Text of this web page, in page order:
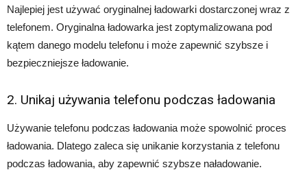
Najlepiej jest używać oryginalnej ładowarki dostarczonej wraz z
telefonem. Oryginalna ładowarka jest zoptymalizowana pod
kątem danego modelu telefonu i może zapewnić szybsze i
bezpieczniejsze ładowanie.
2. Unikaj używania telefonu podczas ładowania
Używanie telefonu podczas ładowania może spowolnić proces
ładowania. Dlatego zaleca się unikanie korzystania z telefonu
podczas ładowania, aby zapewnić szybsze naładowanie.